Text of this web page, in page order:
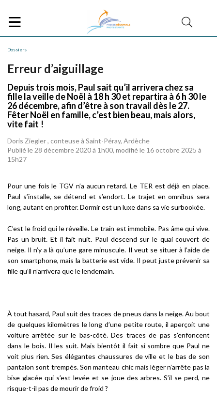
Dossiers
Erreur d’aiguillage
Depuis trois mois, Paul sait qu’il arrivera chez sa
fille la veille de Noël à 18 h 30 et repartira à 6 h 30 le
26 décembre, afin d’être à son travail dès le 27.
Fêter Noël en famille, c’est bien beau, mais alors,
vite fait !
Doris Ziegler , conteuse à Saint-Péray, Ardèche
Publié le 28 décembre 2020 à 1h00, modifié le 16 octobre 2025 à
15h27
Pour une fois le TGV n’a aucun retard. Le TER est déjà en place.
Paul s’installe, se détend et s’endort. Le trajet en omnibus sera
long, autant en profiter. Dormir est un luxe dans sa vie surbookée.
C’est le froid qui le réveille. Le train est immobile. Pas âme qui vive.
Pas un bruit. Et il fait nuit. Paul descend sur le quai couvert de
neige. Il n’y a là qu’une gare minuscule. Il veut se situer à l’aide de
son smartphone, mais la batterie est vide. Il peut juste prévenir sa
fille qu’il n’arrivera que le lendemain.
À tout hasard, Paul suit des traces de pneus dans la neige. Au bout
de quelques kilomètres le long d’une petite route, il aperçoit une
voiture arrêtée sur le bas-côté. Des traces de pas s’enfoncent
dans le bois. Il les suit. Mais bientôt il fait si sombre que Paul ne
voit plus rien. Ses élégantes chaussures de ville et le bas de son
pantalon sont trempés. Son manteau chic mais léger n’arrête pas la
bise glacée qui s’est levée et se joue des arbres. S’il se perd, ne
risque-t-il pas de mourir de froid ?